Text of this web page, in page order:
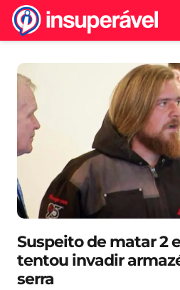
Suspeito de matar 2
tentou invadir
serra